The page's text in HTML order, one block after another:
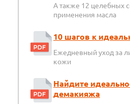
А также 12 целебных
применения масла
10 шагов к
Ежедневный уход за
кожи
Найдите
демакияжа